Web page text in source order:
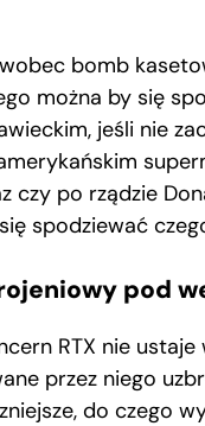
bomb
można by się
jeśli nie
czy po rządzie
spodziewać
pod
RTX nie ustaje
przez niego
do czego